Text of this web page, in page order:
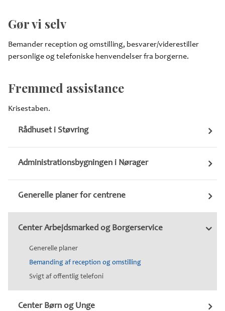
Rådhuset i Støvring
Administrationsbygningen i Nørager
Generelle planer for centrene
Center Arbejdsmarked og Borgerservice
Generelle planer
Bemanding af reception og omstilling
Svigt af offentlig telefoni
Center Børn og Unge
Gør vi selv
Bemander reception og omstilling, besvarer/viderestiller
personlige og telefoniske henvendelser fra borgerne.
Fremmed assistance
Krisestaben.